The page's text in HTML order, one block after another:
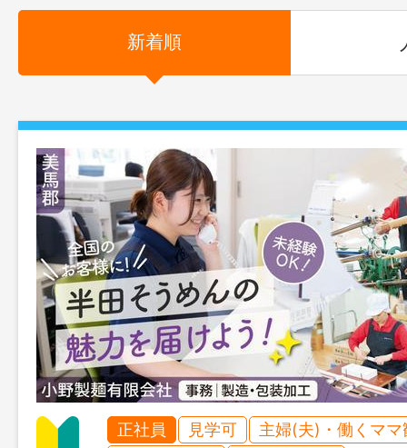
新着順
正社員 見学可
主婦(夫)・働くママ